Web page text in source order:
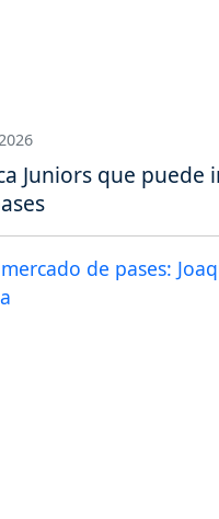
Juniors que puede